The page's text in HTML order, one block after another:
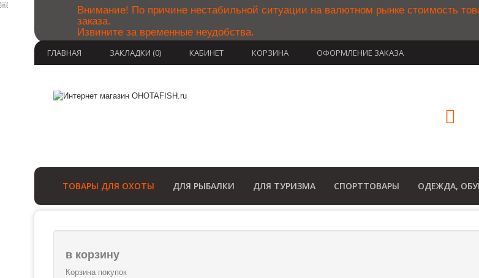
￼
Внимание! По причине нестабильной ситуации на валютном рынке стоимость
заказа.
Извините за временные неудобства.
ГЛАВНАЯ ЗАКЛАДКИ (0) КАБИНЕТ КОРЗИНА ОФОРМЛЕНИЕ ЗАКАЗА
ТОВАРЫ ДЛЯ ОХОТЫ ДЛЯ РЫБАЛКИ ДЛЯ ТУРИЗМА СПОРТТОВАРЫ ОДЕЖДА,
в корзину
Корзина покупок